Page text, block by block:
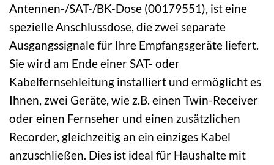
Antennen-/SAT-/BK-Dose (00179551), ist eine
spezielle Anschlussdose, die zwei separate
Ausgangssignale für Ihre Empfangsgeräte liefert.
Sie wird am Ende einer SAT- oder
Kabelfernsehleitung installiert und ermöglicht es
Ihnen, zwei Geräte, wie z.B. einen Twin-Receiver
oder einen Fernseher und einen zusätzlichen
Recorder, gleichzeitig an ein einziges Kabel
anzuschließen. Dies ist ideal für Haushalte mit